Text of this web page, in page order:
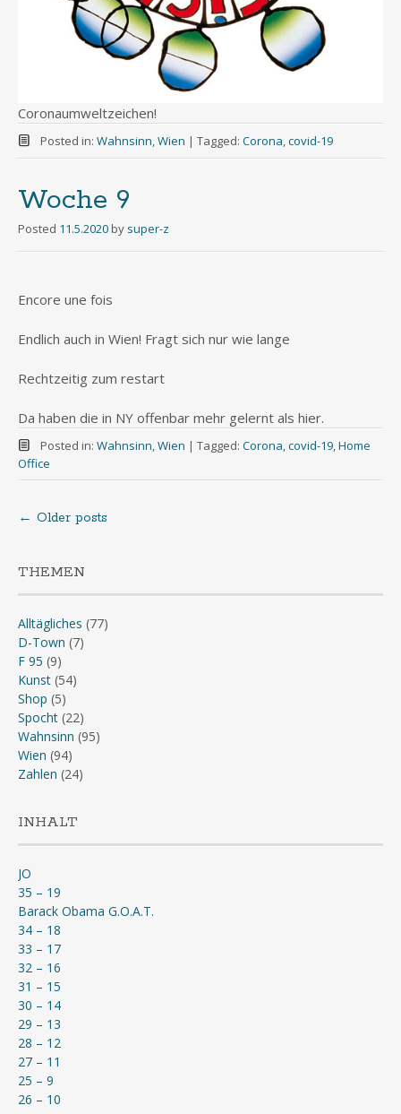
Coronaumweltzeichen!
Posted in: Wahnsinn,Wien | Tagged: Corona,covid-19
Woche 9
Posted 11.5.2020 by super-z
Encore une fois
Endlich auch in Wien! Fragt sich nur wie lange
Rechtzeitig zum restart
Da haben die in NY offenbar mehr gelernt als hier.
Posted in: Wahnsinn,Wien | Tagged: Corona,covid-19,Home
Office
Posts
navigation
← Older posts
THEMEN
Alltägliches (77)
D-Town (7)
F 95 (9)
Kunst (54)
Shop (5)
Spocht (22)
Wahnsinn (95)
Wien (94)
Zahlen (24)
INHALT
JO
35 – 19
Barack Obama G.O.A.T.
34 – 18
33 – 17
32 – 16
31 – 15
30 – 14
29 – 13
28 – 12
27 – 11
25 – 9
26 – 10